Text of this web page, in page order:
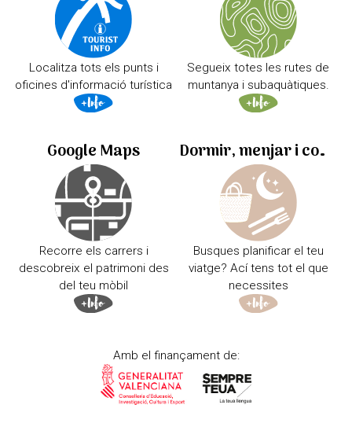
Localitza tots els punts i
oficines d'informació turística
Segueix totes les rutes de
muntanya i subaquàtiques.
Google Maps
Recorre els carrers i
descobreix el patrimoni des
del teu mòbil
Dormir, menjar i comprar
Busques planificar el teu
viatge? Ací tens tot el que
necessites
Amb el finançament de: